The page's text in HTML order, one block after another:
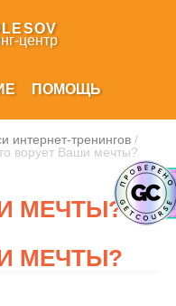
ПОМОЩЬ
интернет-тренингов /
ворует Ваши мечты?
МЕЧТЫ?
МЕЧТЫ?